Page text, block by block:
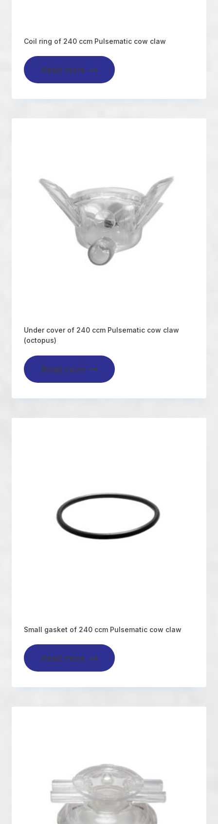
Coil ring of 240 ccm Pulsematic cow claw
Read more
Under cover of 240 ccm Pulsematic cow claw
(octopus)
Read more
Small gasket of 240 ccm Pulsematic cow claw
Read more